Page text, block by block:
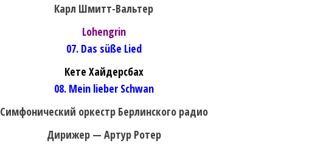
Карл Шмитт-Вальтер
Lohengrin
07. Das süße Lied
Кете Хайдерсбах
08. Mein lieber Schwan
Симфонический оркестр Берлинского радио
Дирижер — Артур Ротер